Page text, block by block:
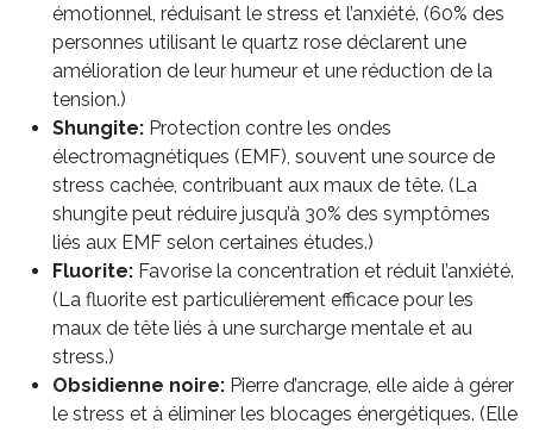
émotionnel, réduisant le stress et l’anxiété. (60% des
personnes utilisant le quartz rose déclarent une
amélioration de leur humeur et une réduction de la
tension.)
Shungite: Protection contre les ondes
électromagnétiques (EMF), souvent une source de
stress cachée, contribuant aux maux de tête. (La
shungite peut réduire jusqu’à 30% des symptômes
liés aux EMF selon certaines études.)
Fluorite: Favorise la concentration et réduit l’anxiété.
(La fluorite est particulièrement efficace pour les
maux de tête liés à une surcharge mentale et au
stress.)
Obsidienne noire: Pierre d’ancrage, elle aide à gérer
le stress et à éliminer les blocages énergétiques. (Elle